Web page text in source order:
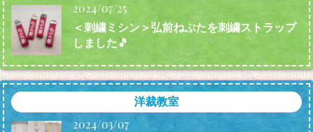
2024/07/25
＜刺繍ミシン＞弘前ねぷたを刺繍ストラップ
しました🎵
洋裁教室
2024/03/07